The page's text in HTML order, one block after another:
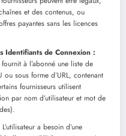
et des contenus, ou
payantes sans les licences
Identifiants de Connexion :
à l’abonné une liste de
sous forme d’URL, contenant
fournisseurs utilisent
par nom d’utilisateur et mot de
L’utilisateur a besoin d’une